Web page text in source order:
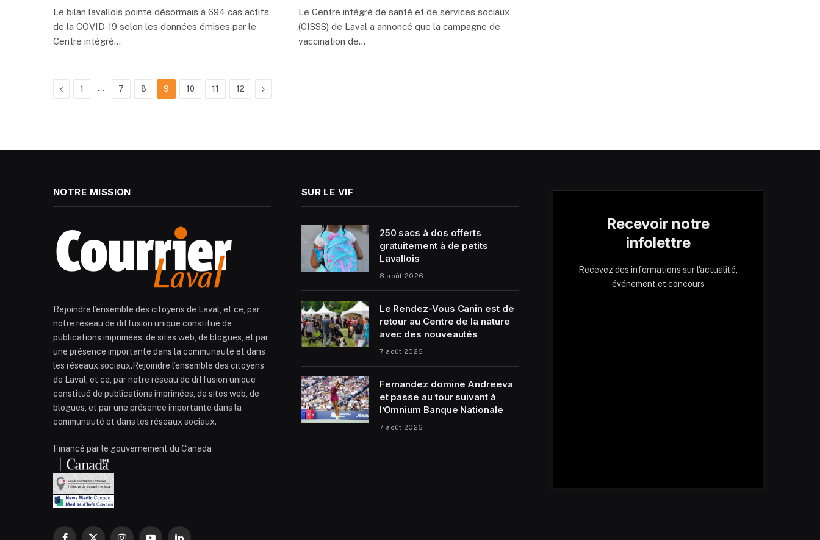
Le bilan lavallois pointe désormais à 694 cas actifs
de la COVID-19 selon les données émises par le
Centre intégré…
Le Centre intégré de santé et de services sociaux
(CISSS) de Laval a annoncé que la campagne de
vaccination de…
Previous
1 … 7 8 9 10 11 12 Next
NOTRE MISSION
Rejoindre l’ensemble des citoyens de Laval, et ce, par
notre réseau de diffusion unique constitué de
publications imprimées, de sites web, de blogues, et par
une présence importante dans la communauté et dans
les réseaux sociaux.Rejoindre l’ensemble des citoyens
de Laval, et ce, par notre réseau de diffusion unique
constitué de publications imprimées, de sites web, de
blogues, et par une présence importante dans la
communauté et dans les réseaux sociaux.
Financé par le gouvernement du Canada
SUR LE VIF
250 sacs à dos offerts
gratuitement à de petits
Lavallois
8 août 2026
Le Rendez-Vous Canin est de
retour au Centre de la nature
avec des nouveautés
7 août 2026
Fernandez domine Andreeva
et passe au tour suivant à
l’Omnium Banque Nationale
7 août 2026
Recevoir notre
infolettre
Recevez des informations sur l'actualité,
événement et concours